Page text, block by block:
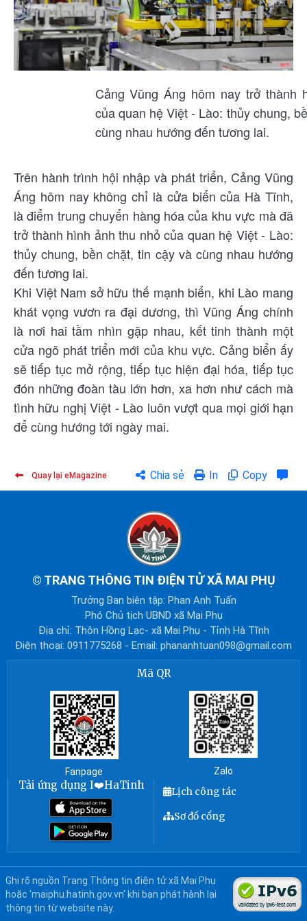
Cảng Vũng Áng hôm nay trở thành
của quan hệ Việt - Lào: thủy chung,
cùng nhau hướng đến tương lai.
Trên hành trình hội nhập và phát triển, Cảng Vũng
Áng hôm nay không chỉ là cửa biển của Hà Tĩnh,
là điểm trung chuyển hàng hóa của khu vực mà đã
trở thành hình ảnh thu nhỏ của quan hệ Việt - Lào:
thủy chung, bền chặt, tin cậy và cùng nhau hướng
đến tương lai.
Khi Việt Nam sở hữu thế mạnh biển, khi Lào mang
khát vọng vươn ra đại dương, thì Vũng Áng chính
là nơi hai tầm nhìn gặp nhau, kết tinh thành một
cửa ngõ phát triển mới của khu vực. Cảng biển ấy
sẽ tiếp tục mở rộng, tiếp tục hiện đại hóa, tiếp tục
đón những đoàn tàu lớn hơn, xa hơn như cách mà
tình hữu nghị Việt - Lào luôn vượt qua mọi giới hạn
để cùng hướng tới ngày mai.
Quay lại eMagazine Chia sẻ In Copy
© TRANG THÔNG TIN ĐIỆN TỬ XÃ MAI PHỤ
Trưởng Ban biên tập: Phan Anh Tuấn
Phó Chủ tịch UBND xã Mai Phụ
Địa chỉ: Thôn Hồng Lạc- xã Mai Phụ - Tỉnh Hà Tĩnh
Điện thoại: 0911775268 - Email: phananhtuan098@gmail.com
Mã QR
Fanpage Zalo
Tải ứng dụng I❤️HaTinh
Lịch công tác
Sơ đồ cổng
Ghi rõ nguồn Trang Thông tin điện tử xã Mai Phụ
hoặc 'maiphu.hatinh.gov.vn' khi bạn phát hành lại
thông tin từ website này.